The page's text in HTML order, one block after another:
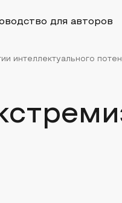
для авторов
интеллектуального